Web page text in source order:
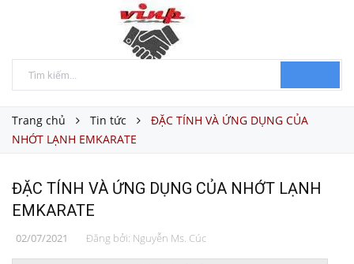
Trang chủ Tin tức
ĐẶC TÍNH VÀ ỨNG DỤNG CỦA
NHỚT LẠNH EMKARATE
ĐẶC TÍNH VÀ ỨNG DỤNG CỦA NHỚT LẠNH
EMKARATE
02/07/2021 Đăng bởi: Nguyễn Ms. Cúc